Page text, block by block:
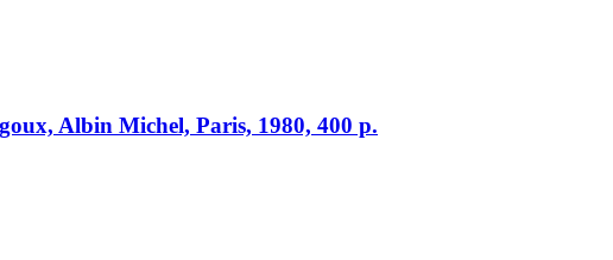
Albin Michel, Paris, 1980, 400 p.